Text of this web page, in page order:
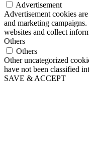
Advertisement
Advertisement cookies
and marketing
websites and collect
Others
Others
Other uncategorized
have not been classified
SAVE & ACCEPT